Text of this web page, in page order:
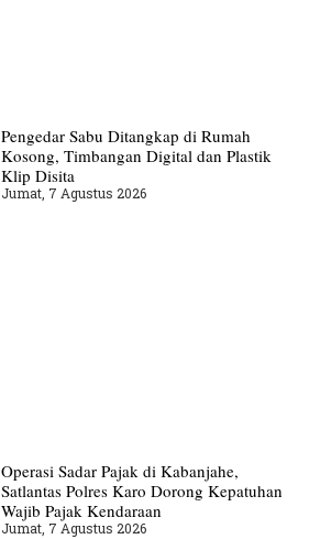
Pengedar Sabu Ditangkap di Rumah
Kosong, Timbangan Digital dan Plastik
Klip Disita
Jumat, 7 Agustus 2026
Operasi Sadar Pajak di Kabanjahe,
Satlantas Polres Karo Dorong Kepatuhan
Wajib Pajak Kendaraan
Jumat, 7 Agustus 2026